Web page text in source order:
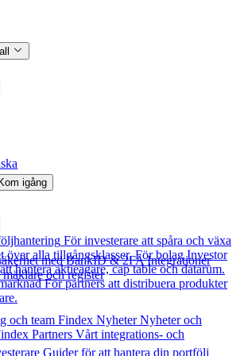
Kom igång
För investerare att spåra och växa
över alla tillgångsklasser. För bolag Investor
att hantera aktieägare, cap table och datarum.
För partners att distribuera produkter
med BankID & 2FA Integrationer
och register
och team Findex Nyheter Nyheter och
Partners Vårt integrations- och
Guider för att hantera din portfölj